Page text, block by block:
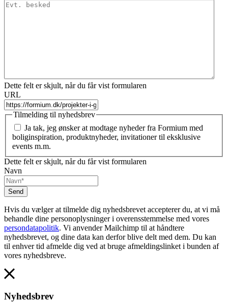
Dette felt er skjult, når du får vist formularen
URL
Tilmelding til nyhedsbrev
Ja tak, jeg ønsker at modtage nyheder fra Formium med
boliginspiration, produktnyheder, invitationer til eksklusive
events m.m.
Dette felt er skjult, når du får vist formularen
Navn
Hvis du vælger at tilmelde dig nyhedsbrevet accepterer du, at vi må
behandle dine personoplysninger i overensstemmelse med vores
persondatapolitik. Vi anvender Mailchimp til at håndtere
nyhedsbrevet, og dine data kan derfor blive delt med dem. Du kan
til enhver tid afmelde dig ved at bruge afmeldingslinket i bunden af
vores nyhedsbreve.
Nyhedsbrev